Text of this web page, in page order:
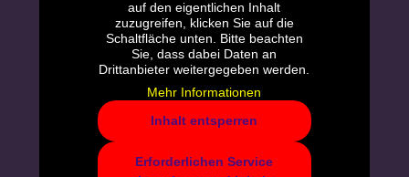
auf den eigentlichen Inhalt
zuzugreifen, klicken Sie auf die
Schaltfläche unten. Bitte beachten
Sie, dass dabei Daten an
Drittanbieter weitergegeben werden.
Mehr Informationen
Inhalt entsperren
Erforderlichen Service